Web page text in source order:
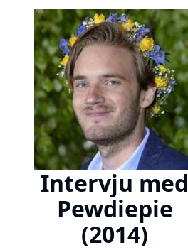
Intervju med
Pewdiepie
(2014)